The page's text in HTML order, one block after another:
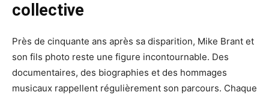
collective
Près de cinquante ans après sa disparition, Mike Brant et
son fils photo reste une figure incontournable. Des
documentaires, des biographies et des hommages
musicaux rappellent régulièrement son parcours. Chaque